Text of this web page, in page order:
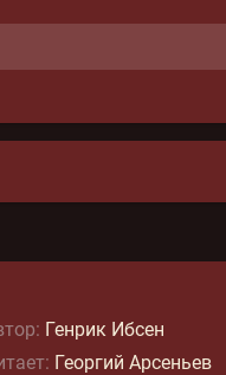
Генрик Ибсен
Георгий Арсеньев